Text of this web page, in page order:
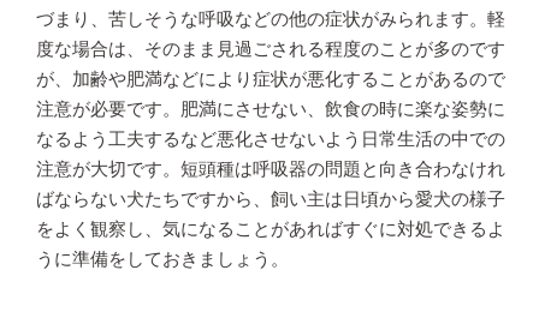
づまり、苦しそうな呼吸などの他の症状がみられます。軽
度な場合は、そのまま見過ごされる程度のことが多のです
が、加齢や肥満などにより症状が悪化することがあるので
注意が必要です。肥満にさせない、飲食の時に楽な姿勢に
なるよう工夫するなど悪化させないよう日常生活の中での
注意が大切です。短頭種は呼吸器の問題と向き合わなけれ
ばならない犬たちですから、飼い主は日頃から愛犬の様子
をよく観察し、気になることがあればすぐに対処できるよ
うに準備をしておきましょう。